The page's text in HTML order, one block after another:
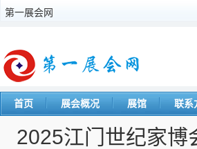
第一展会网
首页 展会概况 展馆 联系
2025江门世纪家博